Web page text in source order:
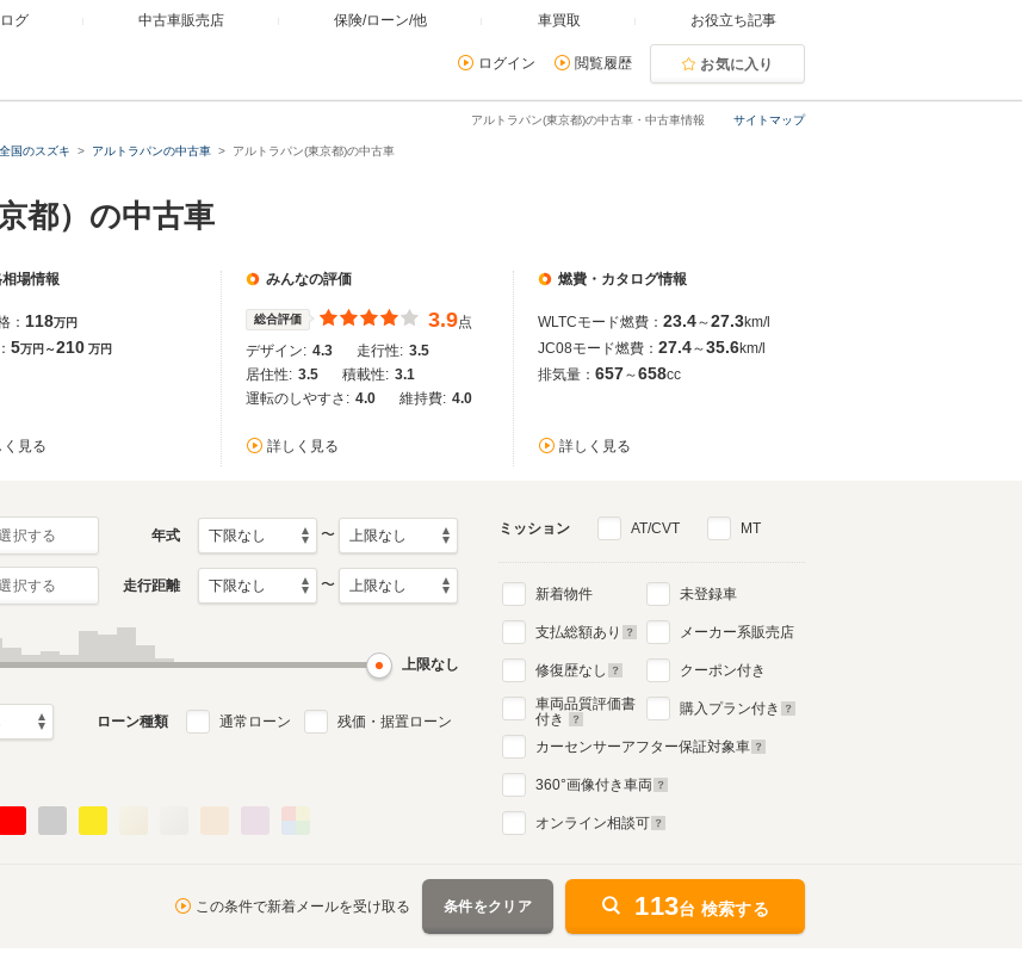
グ 中古車販売店 保険/ローン/他 車買取 お役立ち記事
ログイン 閲覧履歴 お気に入り
サイトマップ
アルトラパン(東京都)の中古車・中古車情報
全国のスズキ アルトラパンの中古車 アルトラパン(東京都)の中古車
都）の中古車
場情報
： 118万円
5万円～210 万円
く見る
みんなの評価
総合評価 3.9点
デザイン: 4.3 走行性: 3.5
居住性: 3.5 積載性: 3.1
運転のしやすさ: 4.0 維持費: 4.0
詳しく見る
燃費・カタログ情報
WLTCモード燃費： 23.4～27.3km/l
JC08モード燃費： 27.4～35.6km/l
排気量： 657～658cc
詳しく見る
年5月
2002年1月～2008年10月
生産モデル
択する 年式 〜
択する 走行距離 〜
上限なし
ローン種類 通常ローン 残価・据置ローン
ミッション AT/CVT MT
新着物件
支払総額あり
修復歴なし
車両品質評価書
付き
未登録車
メーカー系販売店
クーポン付き
購入プラン付き
カーセンサーアフター保証対象車
360°画像付き車両
オンライン相談可
この条件で新着メールを受け取る 条件をクリア 113台 検索する